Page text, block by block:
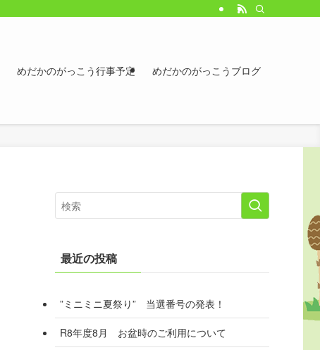
めだかのがっこう行事予定 めだかのがっこうブログ
最近の投稿
”ミニミニ夏祭り” 当選番号の発表！
R8年度8月 お盆時のご利用について